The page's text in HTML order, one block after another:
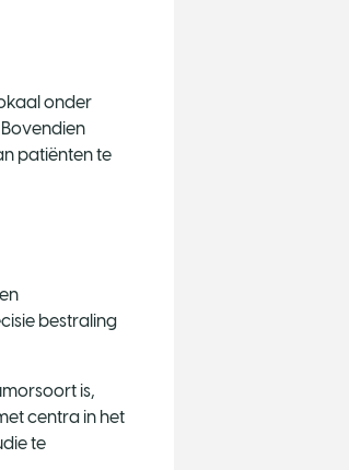
onder
patiënten te
bestraling
is,
centra in het
te